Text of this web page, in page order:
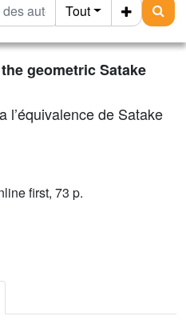
Tout
geometric Satake
l’équivalence de Satake
first, 73 p.